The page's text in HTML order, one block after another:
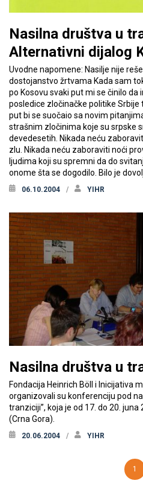
Nasilna društva u
Alternativni dijalog
Uvodne napomene: Nasilje nije
dostojanstvo žrtvama Kada sam
po Kosovu svaki put mi se činilo da
posledice zločinačke politike Srbije
put bi se suočaio sa novim
strašnim zločinima koje su srpske
devedesetih. Nikada neću
zlu. Nikada neću zaboraviti noći
ljudima koji su spremni da do
onome šta se dogodilo. Bilo je
06.10.2004 YIHR
Nasilna društva u
Fondacija Heinrich Böll i Inicijativa
organizovali su konferenciju pod
tranziciji”, koja je od 17. do 20.
(Crna Gora).
20.06.2004 YIHR
1